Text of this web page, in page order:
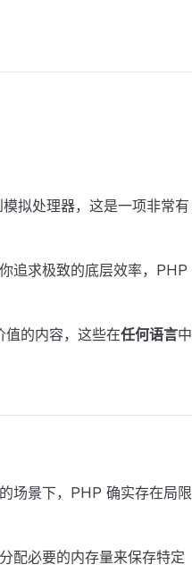
拟处理器，这是一项非常有
追求极致的底层效率，PHP
值的内容，这些在任何语言中
场景下，PHP 确实存在局限
配必要的内存量来保存特定